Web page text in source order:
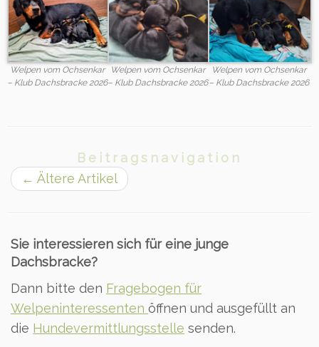
Welpen vom Ochsenkar
– Klub Dachsbracke 2026
Welpen vom Ochsenkar
– Klub Dachsbracke 2026
Welpen vom Ochsenkar
– Klub Dachsbracke 2026
Beitragsnavigation
← Ältere Artikel
Sie interessieren sich für eine junge
Dachsbracke?
Dann bitte den Fragebogen für
Welpeninteressenten öffnen und ausgefüllt an
die Hundevermittlungsstelle senden.